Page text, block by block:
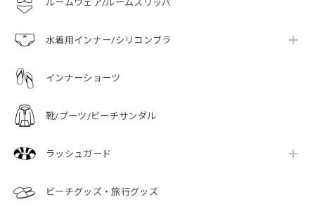
ルームウェア/ルームスリッパ
水着用インナー/シリコンブラ
インナーショーツ
靴/ブーツ/ビーチサンダル
ラッシュガード
ビーチグッズ・旅行グッズ